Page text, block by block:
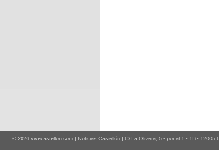
© 2026 vivecastellon.com | Noticias Castellón | C/ La Olivera, 5 - portal 1 - 1B - 12005